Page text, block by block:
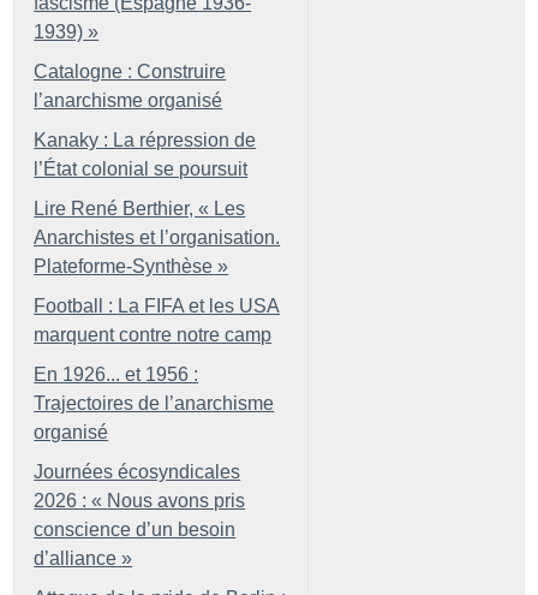
1939) »
Catalogne : Construire
l’anarchisme organisé
Kanaky : La répression de
l’État colonial se poursuit
Lire René Berthier, « Les
Anarchistes et l’organisation.
Plateforme-Synthèse »
Football : La FIFA et les USA
marquent contre notre camp
En 1926... et 1956 :
Trajectoires de l’anarchisme
organisé
Journées écosyndicales
2026 : « Nous avons pris
conscience d’un besoin
d’alliance »